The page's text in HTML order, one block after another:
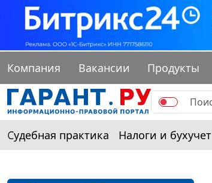
Компания Вакансии Продукты
Судебная практика Налоги и бухучет